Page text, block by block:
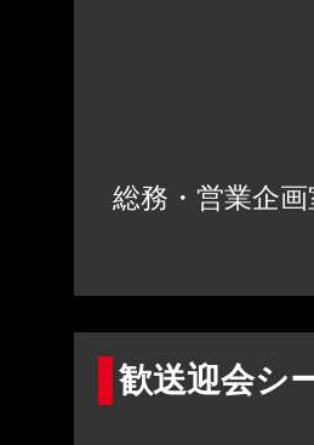
総務・営業
歓送迎会シ